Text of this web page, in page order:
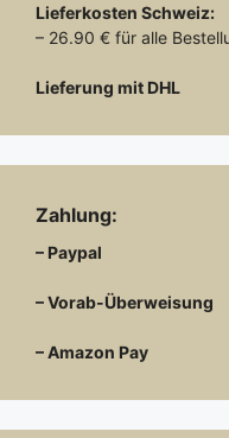
Lieferkosten Schweiz:
– 26.90 € für alle
Lieferung mit DHL
Zahlung:
– Paypal
– Vorab-Überweisung
– Amazon Pay